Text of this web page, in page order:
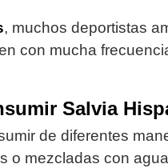
, muchos deportistas
con mucha
Salvia
de diferentes
o mezcladas con